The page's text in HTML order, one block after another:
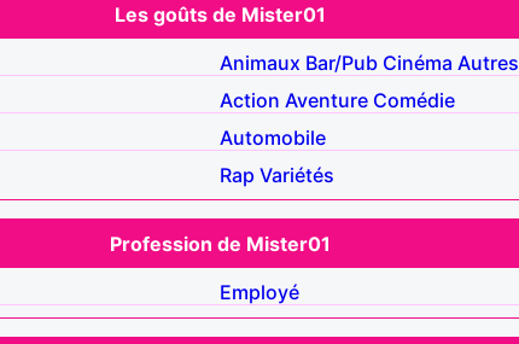
Les goûts de Mister01
Animaux Bar/Pub Cinéma Autres
Action Aventure Comédie
Automobile
Rap Variétés
Profession de Mister01
Employé